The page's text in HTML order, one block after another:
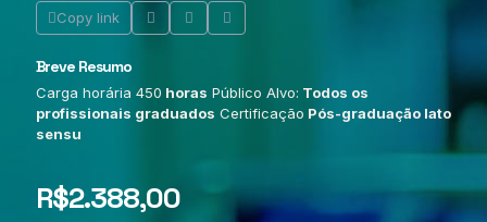
Copy link
Breve Resumo
Carga horária 450 horas Público Alvo: Todos os
profissionais graduados Certificação Pós-graduação lato
sensu
R$2.388,00